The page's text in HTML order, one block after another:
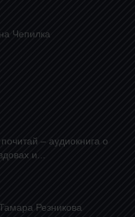
Чепилка
– аудиокнига о
и...
Резникова